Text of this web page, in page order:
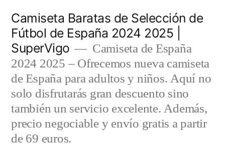
contenido
Camiseta Baratas de Selección de
Fútbol de España 2024 2025 |
SuperVigo
Camiseta de España
2024 2025 – Ofrecemos nueva camiseta
de España para adultos y niños. Aquí no
solo disfrutarás gran descuento sino
también un servicio excelente. Además,
precio negociable y envío gratis a partir
de 69 euros.